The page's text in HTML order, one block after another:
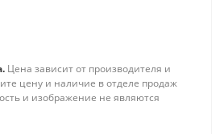
Цена зависит от производителя и
цену и наличие в отделе продаж
и изображение не являются